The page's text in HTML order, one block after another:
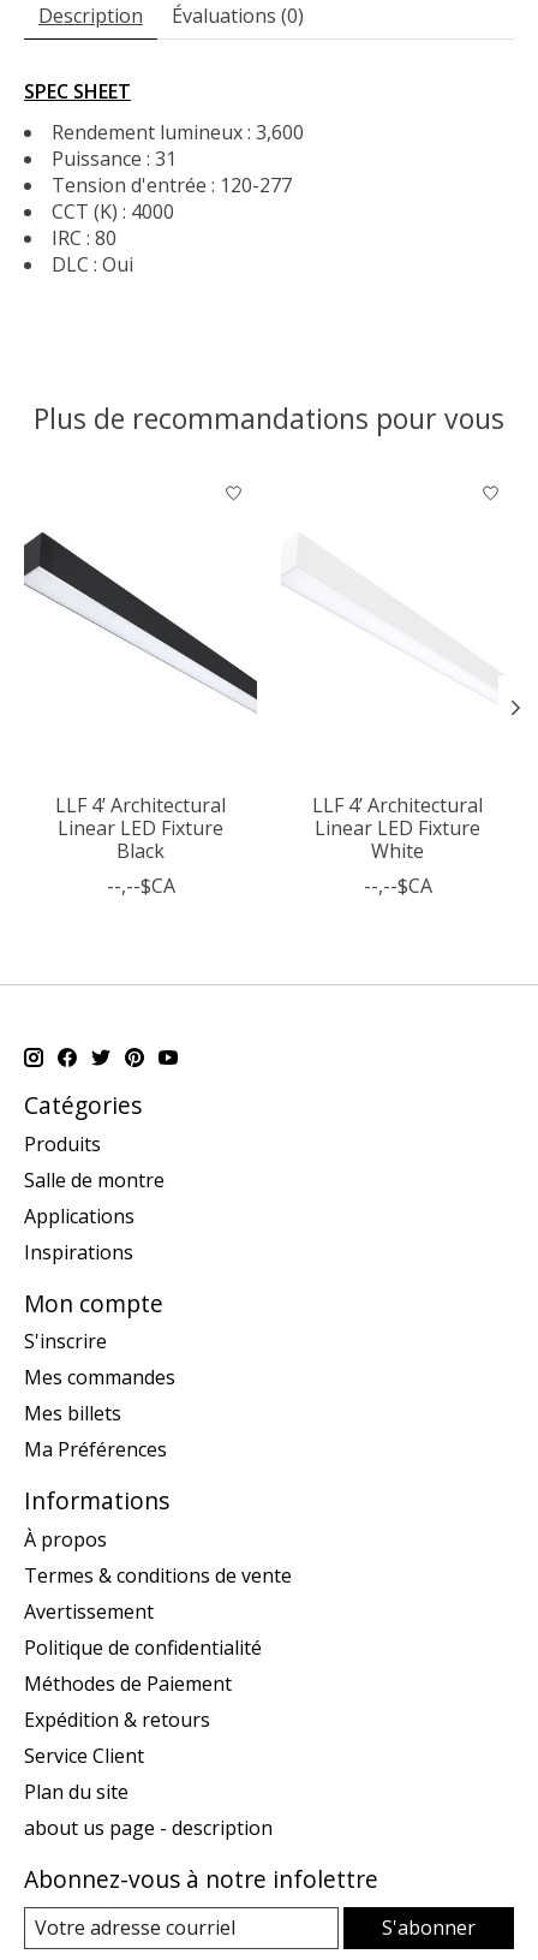
Description Évaluations (0)
SPEC SHEET
Rendement lumineux : 3,600
Puissance : 31
Tension d'entrée : 120-277
CCT (K) : 4000
IRC : 80
DLC : Oui
Plus de recommandations pour vous
Articles du carrousel de produits
LLF 4’ Architectural
Linear LED Fixture
Black
--,--$CA
LLF 4’ Architectural
Linear LED Fixture
White
--,--$CA
Catégories
Produits
Salle de montre
Applications
Inspirations
Mon compte
S'inscrire
Mes commandes
Mes billets
Ma Préférences
Informations
À propos
Termes & conditions de vente
Avertissement
Politique de confidentialité
Méthodes de Paiement
Expédition & retours
Service Client
Plan du site
about us page - description
Abonnez-vous à notre infolettre
S'abonner